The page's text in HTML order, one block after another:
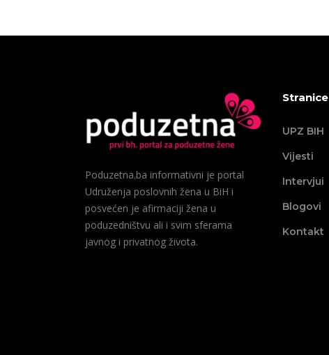
Poduzetna.ba informativni je portal
Udruženja poslovnih žena u BiH i
posvećen je afirmaciji žena u
poduzedništvu ali i svim sferama
javnog i privatnog života.
Stranice
UPZ BIH
Vijesti
Intervjui
Blogovi
Kontakt